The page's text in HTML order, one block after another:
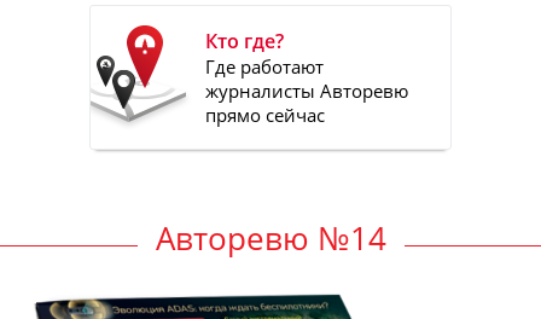
Кто где?
Где работают
журналисты Авторевю
прямо сейчас
Авторевю №14